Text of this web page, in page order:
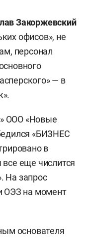
Закоржевский
офисов», не
персонал
— в
ООО «Новые
«БИЗНЕС
в
еще числится
На запрос
ОЭЗ на момент
основателя